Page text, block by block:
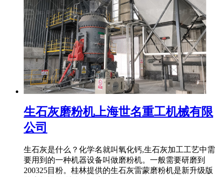
生石灰磨粉机上海世名重工机械有限
公司
生石灰是什么？化学名就叫氧化钙,生石灰加工工艺中需
要用到的一种机器设备叫做磨粉机。一般需要研磨到
200325目粉。桂林提供的生石灰雷蒙磨粉机是新升级版